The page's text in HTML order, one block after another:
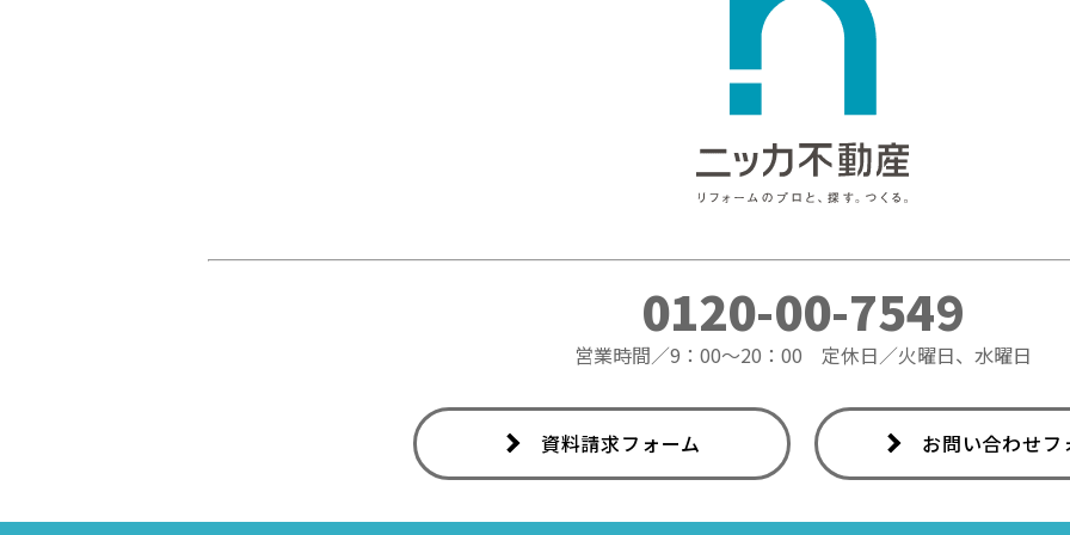
0120-00-7549
営業時間／9：00～20：00 定休日／火曜日、水曜日
資料請求フォーム お問い合わせフ